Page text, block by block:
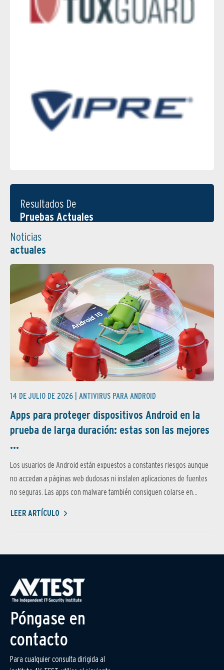
Resultados De
Pruebas Actuales
Noticias
actuales
14 DE JULIO DE 2026 | ANTIVIRUS PARA ANDROID
Apps para proteger dispositivos Android en la
prueba de larga duración: estas son las mejores
...
Los usuarios de Android están expuestos a constantes riesgos aunque
no accedan a páginas web dudosas ni instalen aplicaciones de fuentes
no seguras. Las apps con malware también consiguen colarse en...
LEER ARTÍCULO
Póngase en
contacto
Para cualquier consulta dirigida al